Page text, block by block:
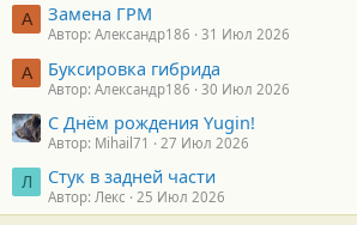
А Замена ГРМ
Автор: Александр186 31 Июл 2026
А Буксировка гибрида
Автор: Александр186 30 Июл 2026
С Днём рождения Yugin!
Автор: Mihail71 27 Июл 2026
Л Стук в задней части
Автор: Лекс 25 Июл 2026